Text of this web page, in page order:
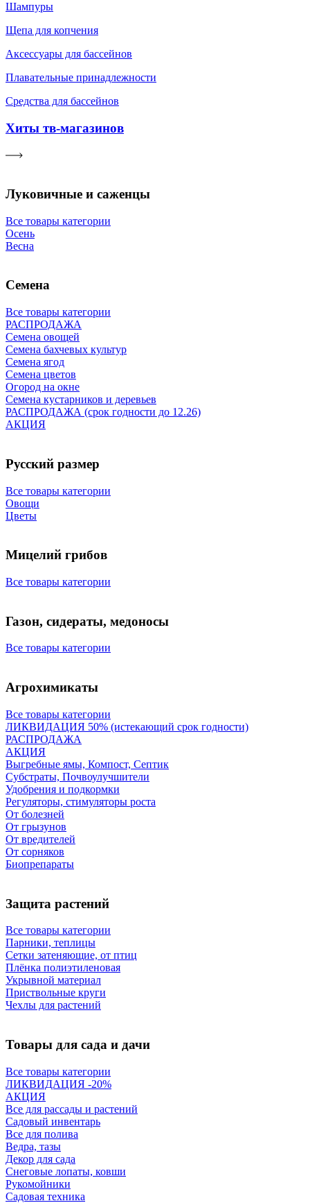
Шампуры
Щепа для копчения
Аксессуары для бассейнов
Плавательные принадлежности
Средства для бассейнов
Хиты тв-магазинов
Луковичные и саженцы
Все товары категории
Осень
Весна
Семена
Все товары категории
РАСПРОДАЖА
Семена овощей
Семена бахчевых культур
Семена ягод
Семена цветов
Огород на окне
Семена кустарников и деревьев
РАСПРОДАЖА (срок годности до 12.26)
АКЦИЯ
Русский размер
Все товары категории
Овощи
Цветы
Мицелий грибов
Все товары категории
Газон, сидераты, медоносы
Все товары категории
Агрохимикаты
Все товары категории
ЛИКВИДАЦИЯ 50% (истекающий срок годности)
РАСПРОДАЖА
АКЦИЯ
Выгребные ямы, Компост, Септик
Субстраты, Почвоулучшители
Удобрения и подкормки
Регуляторы, стимуляторы роста
От болезней
От грызунов
От вредителей
От сорняков
Биопрепараты
Защита растений
Все товары категории
Парники, теплицы
Сетки затеняющие, от птиц
Плёнка полиэтиленовая
Укрывной материал
Приствольные круги
Чехлы для растений
Товары для сада и дачи
Все товары категории
ЛИКВИДАЦИЯ -20%
АКЦИЯ
Все для рассады и растений
Садовый инвентарь
Все для полива
Ведра, тазы
Декор для сада
Снеговые лопаты, ковши
Рукомойники
Садовая техника